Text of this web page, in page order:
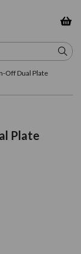
Off Dual Plate
Plate